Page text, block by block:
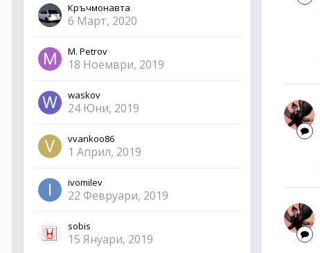
Кръчмонавта
6 Март, 2020
M. Petrov
18 Ноември, 2019
waskov
24 Юни, 2019
vvankoo86
1 Април, 2019
ivomilev
22 Февруари, 2019
sobis
15 Януари, 2019